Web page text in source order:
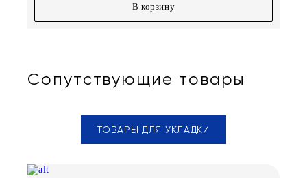
В корзину
Сопутствующие товары
ТОВАРЫ ДЛЯ УКЛАДКИ